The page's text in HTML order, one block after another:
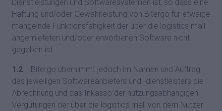
Dienstleistungen und Softwaresystemen ist, so dass eine
Haftung und/oder Gewährleistung von Bitergo für etwaige
mangelnde Funktionsfähigkeit der über die logistics mall
angemieteten und/oder erworbenen Software nicht
gegeben ist.
1.2 Bitergo übernimmt jedoch im Namen und Auftrag
des jeweiligen Softwareanbieters und -dienstleisters die
Abrechnung und das Inkasso der nutzungsabhängigen
Vergütungen der über die logistics mall von dem Nutzer